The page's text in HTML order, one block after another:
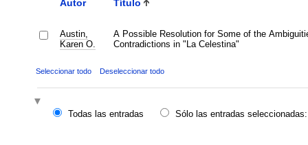
Autor Título
Austin,
Karen O.
A Possible Resolution for Some of the
Contradictions in "La Celestina"
Seleccionar todo Deseleccionar todo
Todas las entradas
Sólo las entradas seleccionadas: